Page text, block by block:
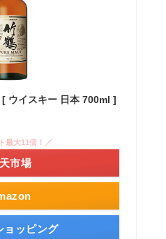
ウイスキー 日本 700ml ]
最大11倍！／
市場
ョッピング